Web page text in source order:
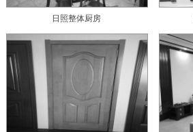
日照整体厨房